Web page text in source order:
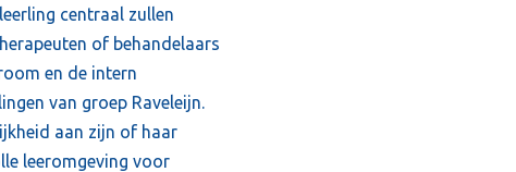
centraal zullen
of behandelaars
en de intern
van groep Raveleijn.
aan zijn of haar
leeromgeving voor